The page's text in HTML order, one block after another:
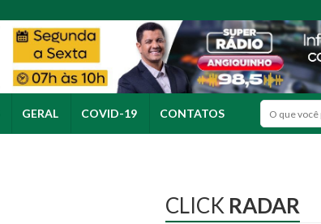
GERAL COVID-19 CONTATOS
CLICK RADAR